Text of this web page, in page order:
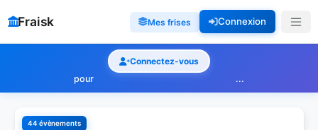
Fraisk Mes frises Connexion
Connectez-vous
pour
...
44 évènements